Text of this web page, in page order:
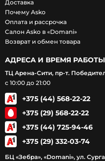
Доставка
Почему Asko
Оплата и рассрочка
Салон Asko в «Domani»
Возврат и обмен товара
АДРЕСА И ВРЕМЯ
ТЦ Арена-Сити, пр-т.
с 10:00 до 21:00
+375 (44) 568-22-22
+375 (29) 568-22-22
+375 (44) 725-94-46
+375 (29) 332-03-74
БЦ «Зебра», «Domani», ул.